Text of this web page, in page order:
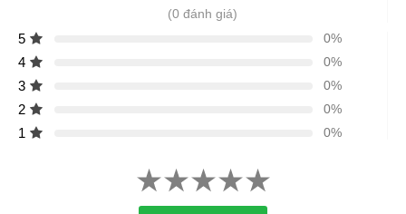
(0 đánh giá)
5 0%
4 0%
3 0%
2 0%
1 0%